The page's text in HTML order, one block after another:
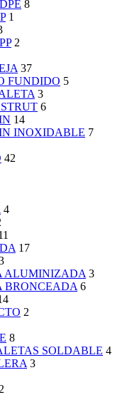
8
1
2
37
FUNDIDO 5
3
6
14
INOXIDABLE 7
42
4
17
ALUMINIZADA 3
BRONCEADA 6
2
8
SOLDABLE 4
3
2